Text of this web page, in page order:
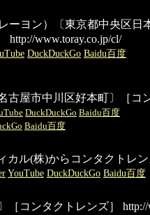
ーヨン）〔東京都中央区
http://www.toray.co.jp/cl/
DuckDuckGo Baidu百度
古屋市中川区好本町〕［コ
DuckDuckGo Baidu百度
Baidu百度
カル(株)からコンタクトレ
YouTube DuckDuckGo Baidu百度
［コンタクトレンズ］